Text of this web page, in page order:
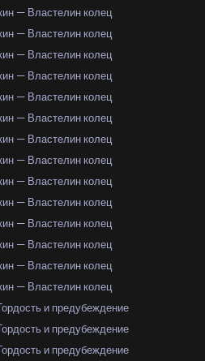
— Властелин колец
— Властелин колец
— Властелин колец
— Властелин колец
— Властелин колец
— Властелин колец
— Властелин колец
— Властелин колец
— Властелин колец
— Властелин колец
— Властелин колец
— Властелин колец
— Властелин колец
— Властелин колец
и предубеждение
и предубеждение
и предубеждение